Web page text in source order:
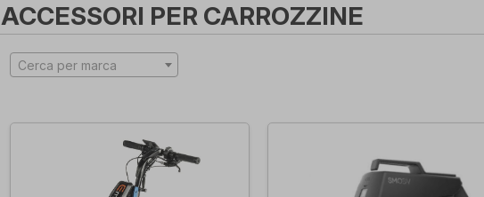
ACCESSORI PER CARROZZINE
Cerca per marca